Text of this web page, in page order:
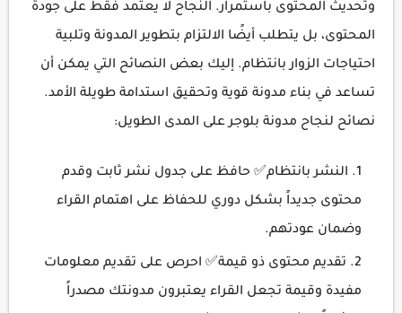
وتحديث المحتوى باستمرار. النجاح لا يعتمد فقط على جودة
المحتوى، بل يتطلب أيضًا الالتزام بتطوير المدونة وتلبية
احتياجات الزوار بانتظام. إليك بعض النصائح التي يمكن أن
تساعد في بناء مدونة قوية وتحقيق استدامة طويلة الأمد.
نصائح لنجاح مدونة بلوجر على المدى الطويل:
النشر بانتظام✅ حافظ على جدول نشر ثابت وقدم
محتوى جديداً بشكل دوري للحفاظ على اهتمام القراء
وضمان عودتهم.
تقديم محتوى ذو قيمة✅ احرص على تقديم معلومات
مفيدة وقيمة تجعل القراء يعتبرون مدونتك مصدراً